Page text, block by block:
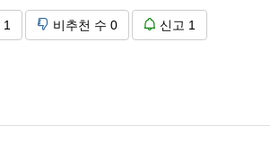
1 비추천 수 0 신고 1